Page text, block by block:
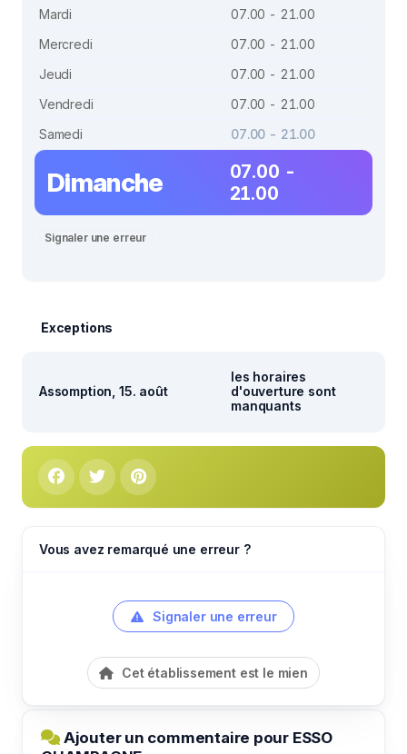
Mardi
07.00 - 21.00
Mercredi
07.00 - 21.00
Jeudi
07.00 - 21.00
Vendredi
07.00 - 21.00
Samedi
07.00 - 21.00
Dimanche
07.00 -
21.00
Signaler une erreur
Exceptions
Assomption, 15. août
les horaires
d'ouverture sont
manquants
Vous avez remarqué une erreur ?
Signaler une erreur
Cet établissement est le mien
Ajouter un commentaire pour ESSO